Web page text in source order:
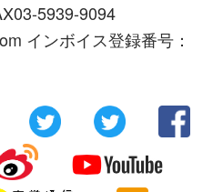
5939-9094
インボイス登録番号：